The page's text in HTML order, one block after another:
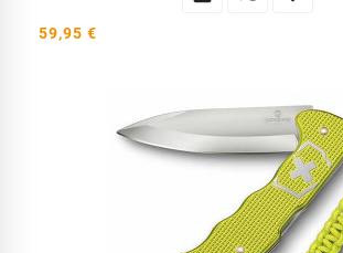
59,95 €